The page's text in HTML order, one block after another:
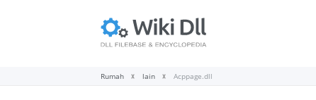
Rumah lain Acppage.dll